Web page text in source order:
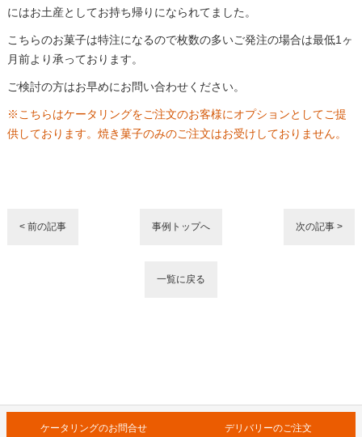
にはお土産としてお持ち帰りになられてました。
こちらのお菓子は特注になるので枚数の多いご発注の場合は最低1ヶ
月前より承っております。
ご検討の方はお早めにお問い合わせください。
※こちらはケータリングをご注文のお客様にオプションとしてご提
供しております。焼き菓子のみのご注文はお受けしておりません。
< 前の記事 事例トップへ 次の記事 >
一覧に戻る
ケータリングのお問合せ デリバリーのご注文